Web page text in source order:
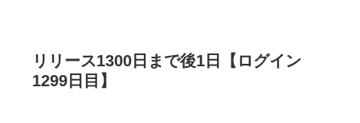
リリース1300日まで後1日【ログイン
1299日目】